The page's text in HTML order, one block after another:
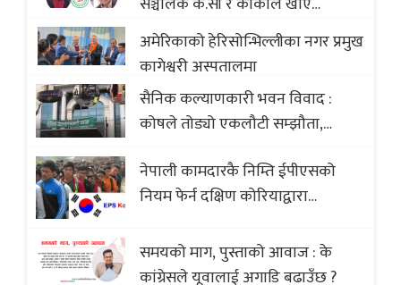
सदस्यको करोडौं बचत
अमेरिकाको हेरिसोन्भिल्लीका नगर प्रमुख
कागेश्वरी अस्पतालमा
सैनिक कल्याणकारी भवन विवाद :
कोषले तोड्यो एकलौटी सम्झौता,
(भिडियो)
नेपाली कामदारकै निम्ति ईपीएसको
नियम फेर्न दक्षिण कोरियाद्वारा
समयको माग, पुस्ताको आवाज : के
कांग्रेसले यूवालाई अगाडि बढाउँछ ?